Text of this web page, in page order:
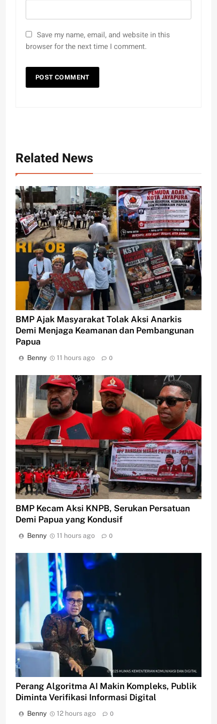
Save my name, email, and website in this
browser for the next time I comment.
Related News
BMP Ajak Masyarakat Tolak Aksi Anarkis
Demi Menjaga Keamanan dan Pembangunan
Papua
Benny 11 hours ago 0
BMP Kecam Aksi KNPB, Serukan Persatuan
Demi Papua yang Kondusif
Benny 11 hours ago 0
Perang Algoritma AI Makin Kompleks, Publik
Diminta Verifikasi Informasi Digital
Benny 12 hours ago 0